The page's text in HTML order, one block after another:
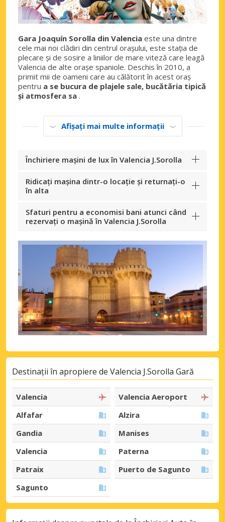
Gara Joaquín Sorolla din Valencia este una dintre
cele mai noi clădiri din centrul orașului, este stația de
plecare și de sosire a liniilor de mare viteză care leagă
Valencia de alte orașe spaniole. Deschis în 2010, a
primit mii de oameni care au călătorit în acest oraș
pentru a se bucura de plajele sale, bucătăria tipică
și atmosfera sa .
Afișați mai multe informații
Închiriere mașini de lux în Valencia J.Sorolla
Ridicați mașina dintr-o locație și returnați-o
în alta
Sfaturi pentru a economisi bani atunci când
rezervați o mașină în Valencia J.Sorolla
Destinații în apropiere de Valencia J.Sorolla Gară
Valencia
Valencia Aeroport
Alfafar
Alzira
Gandia
Manises
Valencia
Paterna
Patraix
Puerto de Sagunto
Sagunto